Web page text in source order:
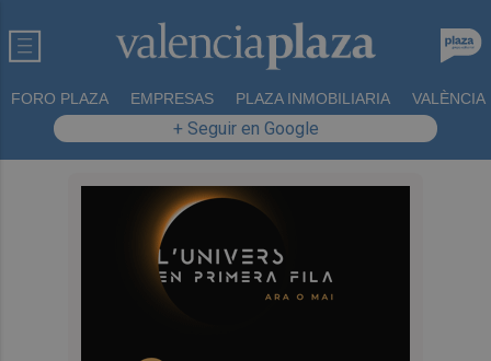
FORO PLAZA EMPRESAS PLAZA INMOBILIARIA VALÈNCIA
+ Seguir en Google